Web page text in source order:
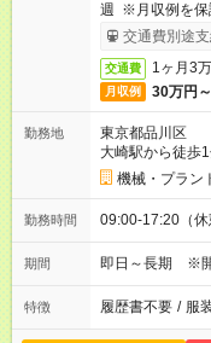
週 ※月収例を保
交通費別途支
交通費 1ヶ月3
月収例 30万円～
勤務地
東京都品川区
大崎駅から徒歩
機械・プラン
勤務時間 09:00-17:20（休
期間 即日～長期 ※
特徴 履歴書不要 / 服